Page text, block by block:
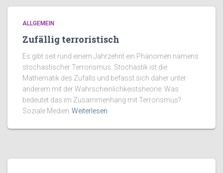
ALLGEMEIN
Zufällig terroristisch
Es gibt seit rund einem Jahrzehnt ein Phänomen namens
stochastischer Terrorismus. Stochastik ist die
Mathematik des Zufalls und befasst sich daher unter
anderem mit der Wahrscheinlichkeistsheorie. Was
bedeutet das im Zusammenhang mit Terrorismus?
Soziale Medien Weiterlesen